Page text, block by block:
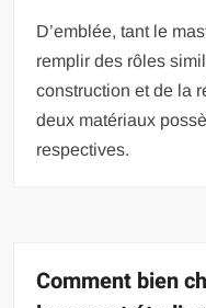
D’emblée, tant le
remplir des rôles
construction et de la
deux matériaux
respectives.
Comment bien